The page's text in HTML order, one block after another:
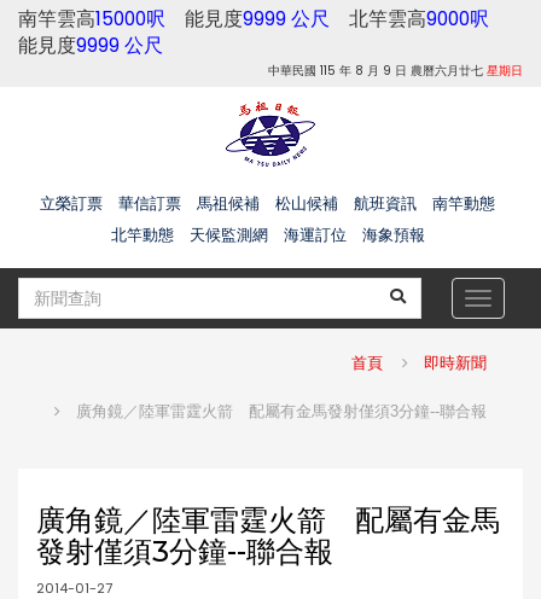
南竿雲高15000呎 能見度9999 公尺 北竿雲高9000呎
能見度9999 公尺
中華民國 115 年 8 月 9 日 農曆六月廿七 星期日
立榮訂票 華信訂票 馬祖候補 松山候補 航班資訊
南竿動態
北竿動態
天候監測網 海運訂位 海象預報
Toggle
首頁 即時新聞
廣角鏡／陸軍雷霆火箭 配屬有金馬發射僅須3分鐘--聯合報
廣角鏡／陸軍雷霆火箭 配屬有金馬
發射僅須3分鐘--聯合報
2014-01-27